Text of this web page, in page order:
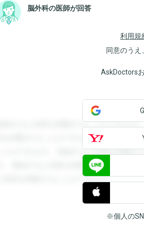
脳外科の医師が回答
利用規
同意のうえ
AskDoctors
登録すると回答を閲覧することができま
答を閲覧することができます。登録する
ことができます。登録すると回答を閲覧
す。登録すると回答を閲覧することがで
と回答を閲覧することができます。
※個人の